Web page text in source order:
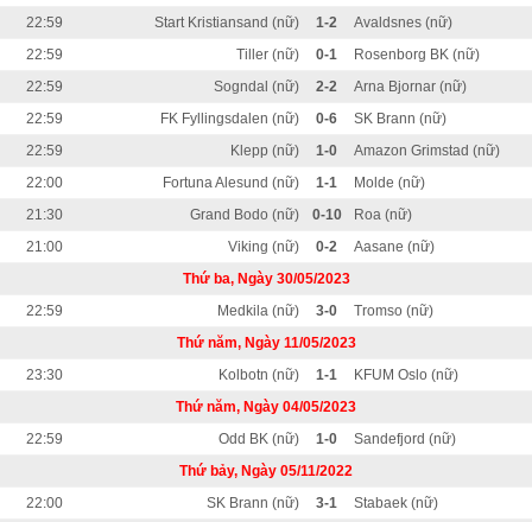
22:59
Start Kristiansand (nữ) 1-2
Avaldsnes (nữ)
22:59
Tiller (nữ) 0-1
Rosenborg BK (nữ)
22:59
Sogndal (nữ) 2-2
Arna Bjornar (nữ)
22:59
FK Fyllingsdalen (nữ) 0-6
SK Brann (nữ)
22:59
Klepp (nữ) 1-0
Amazon Grimstad (nữ)
22:00
Fortuna Alesund (nữ) 1-1
Molde (nữ)
21:30
Grand Bodo (nữ) 0-10
Roa (nữ)
21:00
Viking (nữ) 0-2
Aasane (nữ)
Thứ ba, Ngày 30/05/2023
22:59
Medkila (nữ) 3-0
Tromso (nữ)
Thứ năm, Ngày 11/05/2023
23:30
Kolbotn (nữ) 1-1
KFUM Oslo (nữ)
Thứ năm, Ngày 04/05/2023
22:59
Odd BK (nữ) 1-0
Sandefjord (nữ)
Thứ bảy, Ngày 05/11/2022
22:00
SK Brann (nữ) 3-1
Stabaek (nữ)